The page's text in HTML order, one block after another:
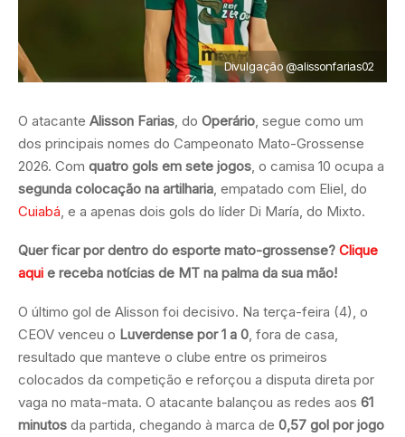
Divulgação @alissonfarias02
O atacante Alisson Farias, do Operário, segue como um
dos principais nomes do Campeonato Mato-Grossense
2026. Com quatro gols em sete jogos, o camisa 10 ocupa a
segunda colocação na artilharia, empatado com Eliel, do
Cuiabá, e a apenas dois gols do líder Di María, do Mixto.
Quer ficar por dentro do esporte mato-grossense? Clique
aqui e receba notícias de MT na palma da sua mão!
O último gol de Alisson foi decisivo. Na terça-feira (4), o
CEOV venceu o Luverdense por 1 a 0, fora de casa,
resultado que manteve o clube entre os primeiros
colocados da competição e reforçou a disputa direta por
vaga no mata-mata. O atacante balançou as redes aos 61
minutos da partida, chegando à marca de 0,57 gol por jogo